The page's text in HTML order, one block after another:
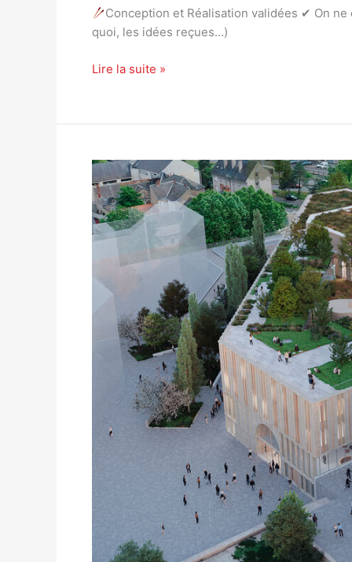
Conception et Réalisation validées ✔ On
quoi, les idées reçues…)
Lire la suite »
Le
projet
Campus
Madeleine
(UFR
Orléans)
lauréat
Label
Expérimental
Effinergie
Patrimoine